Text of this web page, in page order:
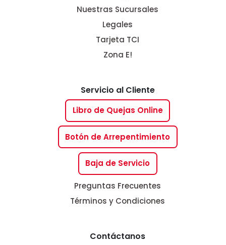
Nuestras Sucursales
Legales
Tarjeta TCI
Zona E!
Servicio al Cliente
Libro de Quejas Online
Botón de Arrepentimiento
Baja de Servicio
Preguntas Frecuentes
Términos y Condiciones
Contáctanos